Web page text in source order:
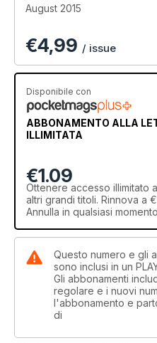
August 2015
€4,99 / issue
Disponibile con
ABBONAMENTO ALLA
ILLIMITATA
€1.09
Ottenere accesso illimitato
altri grandi titoli. Rinnova a
Annulla in qualsiasi
Questo numero e gli
sono inclusi in un
Gli abbonamenti
regolare e i nuovi
l'abbonamento e
di